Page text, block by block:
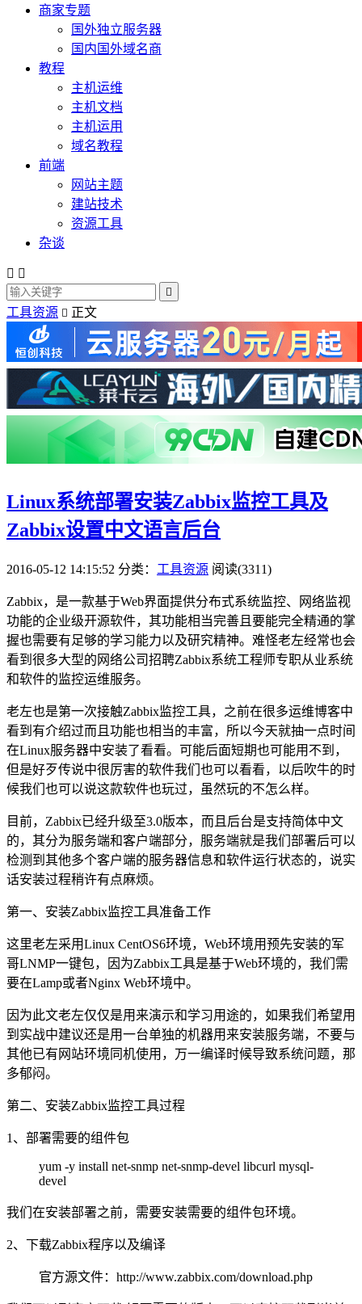
商家专题
国外独立服务器
国内国外域名商
教程
主机运维
主机文档
主机运用
域名教程
前端
网站主题
建站技术
资源工具
杂谈
 

工具资源  正文
Linux系统部署安装Zabbix监控工具及
Zabbix设置中文语言后台
2016-05-12 14:15:52 分类： 工具资源 阅读(3311)
Zabbix，是一款基于Web界面提供分布式系统监控、网络监视
功能的企业级开源软件，其功能相当完善且要能完全精通的掌
握也需要有足够的学习能力以及研究精神。难怪老左经常也会
看到很多大型的网络公司招聘Zabbix系统工程师专职从业系统
和软件的监控运维服务。
老左也是第一次接触Zabbix监控工具，之前在很多运维博客中
看到有介绍过而且功能也相当的丰富，所以今天就抽一点时间
在Linux服务器中安装了看看。可能后面短期也可能用不到，
但是好歹传说中很厉害的软件我们也可以看看，以后吹牛的时
候我们也可以说这款软件也玩过，虽然玩的不怎么样。
目前，Zabbix已经升级至3.0版本，而且后台是支持简体中文
的，其分为服务端和客户端部分，服务端就是我们部署后可以
检测到其他多个客户端的服务器信息和软件运行状态的，说实
话安装过程稍许有点麻烦。
第一、安装Zabbix监控工具准备工作
这里老左采用Linux CentOS6环境，Web环境用预先安装的军
哥LNMP一键包，因为Zabbix工具是基于Web环境的，我们需
要在Lamp或者Nginx Web环境中。
因为此文老左仅仅是用来演示和学习用途的，如果我们希望用
到实战中建议还是用一台单独的机器用来安装服务端，不要与
其他已有网站环境同机使用，万一编译时候导致系统问题，那
多郁闷。
第二、安装Zabbix监控工具过程
1、部署需要的组件包
yum -y install net-snmp net-snmp-devel libcurl mysql-
devel
我们在安装部署之前，需要安装需要的组件包环境。
2、下载Zabbix程序以及编译
官方源文件：http://www.zabbix.com/download.php